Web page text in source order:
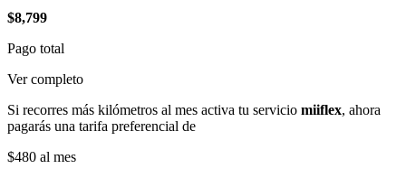
$8,799
Pago total
Ver completo
Si recorres más kilómetros al mes activa tu servicio miiflex, ahora
pagarás una tarifa preferencial de
$480 al mes